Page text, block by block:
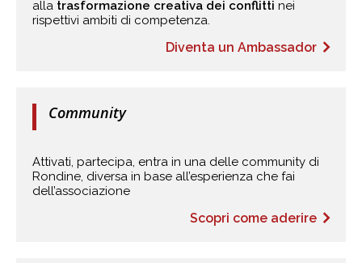
alla trasformazione creativa dei conflitti nei
rispettivi ambiti di competenza.
Diventa un Ambassador
Community
Attivati, partecipa, entra in una delle community di
Rondine, diversa in base all’esperienza che fai
dell’associazione
Scopri come aderire